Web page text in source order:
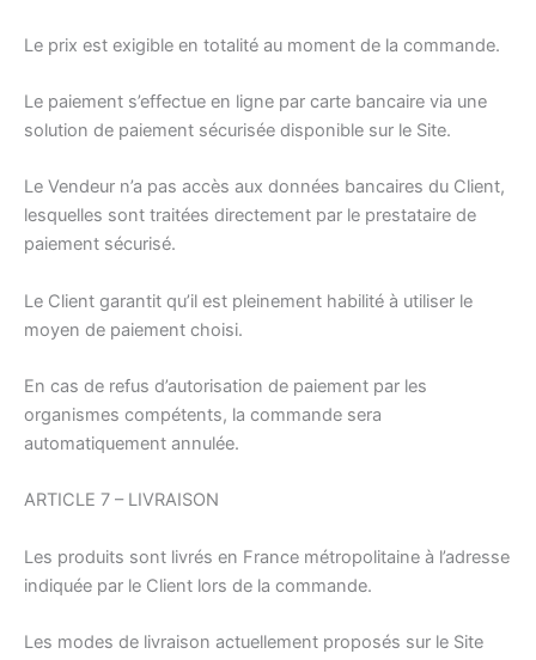
Le prix est exigible en totalité au moment de la commande.
Le paiement s’effectue en ligne par carte bancaire via une
solution de paiement sécurisée disponible sur le Site.
Le Vendeur n’a pas accès aux données bancaires du Client,
lesquelles sont traitées directement par le prestataire de
paiement sécurisé.
Le Client garantit qu’il est pleinement habilité à utiliser le
moyen de paiement choisi.
En cas de refus d’autorisation de paiement par les
organismes compétents, la commande sera
automatiquement annulée.
ARTICLE 7 – LIVRAISON
Les produits sont livrés en France métropolitaine à l’adresse
indiquée par le Client lors de la commande.
Les modes de livraison actuellement proposés sur le Site